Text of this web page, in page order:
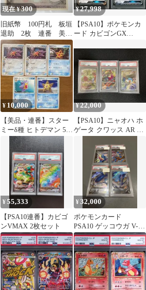
現在 ¥300
旧紙幣 100円札 板垣
退助 2枚 連番 美
品 帯出し ピン札
¥27,998
【PSA10】ポケモンカ
ード カビゴンGX
¥ 10,000
【美品・連番】スター
ミーδ種 ヒトデマン 5枚
セット
¥22,000
【PSA10】ニャオハ ホ
ゲータ クワッス AR 3
¥55,333
【PSA10連番】カビゴ
ンVMAX 2枚セット
¥32,000
ポケモンカード
PSA10 ゲッコウガ V-
UNION 4枚セット連番